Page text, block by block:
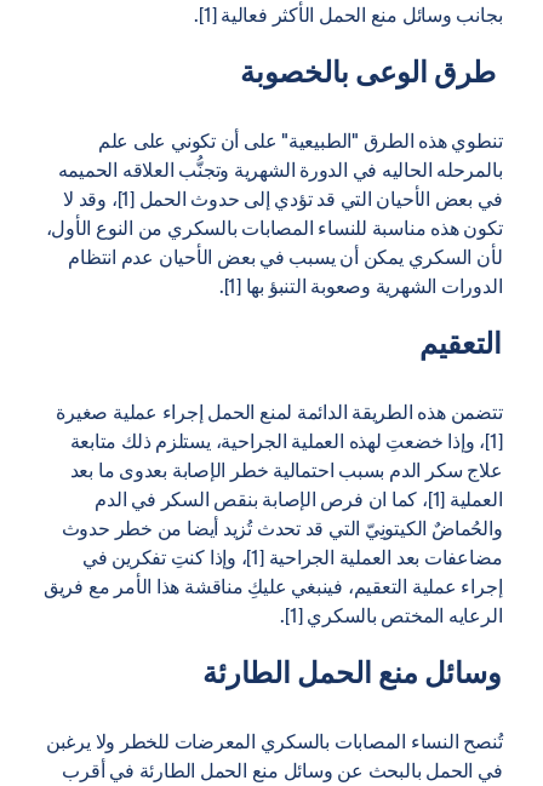
بجانب وسائل منع الحمل الأكثر فعالية [1].
طرق الوعى بالخصوبة
تنطوي هذه الطرق "الطبيعية" على أن تكوني على علم
بالمرحله الحاليه في الدورة الشهرية وتجنُّب العلاقه الحميمه
في بعض الأحيان التي قد تؤدي إلى حدوث الحمل [1]، وقد لا
تكون هذه مناسبة للنساء المصابات بالسكري من النوع الأول،
لأن السكري يمكن أن يسبب في بعض الأحيان عدم انتظام
الدورات الشهرية وصعوبة التنبؤ بها [1].
التعقيم
تتضمن هذه الطريقة الدائمة لمنع الحمل إجراء عملية صغيرة
[1]، وإذا خضعتِ لهذه العملية الجراحية، يستلزم ذلك متابعة
علاج سكر الدم بسبب احتمالية خطر الإصابة بعدوى ما بعد
العملية [1]، كما ان فرص الإصابة بنقص السكر في الدم
والحُماضٌ الكيتونِيّ التي قد تحدث تُزيد أيضا من خطر حدوث
مضاعفات بعد العملية الجراحية [1]، وإذا كنتِ تفكرين في
إجراء عملية التعقيم، فينبغي عليكِ مناقشة هذا الأمر مع فريق
الرعايه المختص بالسكري [1].
وسائل منع الحمل الطارئة
تُنصح النساء المصابات بالسكري المعرضات للخطر ولا يرغبن
في الحمل بالبحث عن وسائل منع الحمل الطارئة في أقرب